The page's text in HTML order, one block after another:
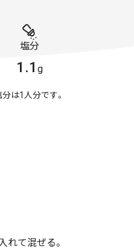
塩分
1.1 g
は1人分です。
れて混ぜる。